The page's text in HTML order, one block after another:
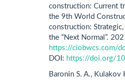
construction: Current
the 9th World
construction:
the “Next Normal”.
https://ciobwcs.com/
DOI: https://doi.org/
Baronin S. A., Kulakov